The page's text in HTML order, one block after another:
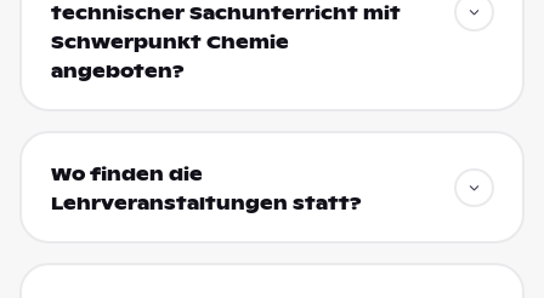
technischer Sachunterricht mit
Schwerpunkt Chemie
angeboten?
Wo finden die
Lehrveranstaltungen statt?